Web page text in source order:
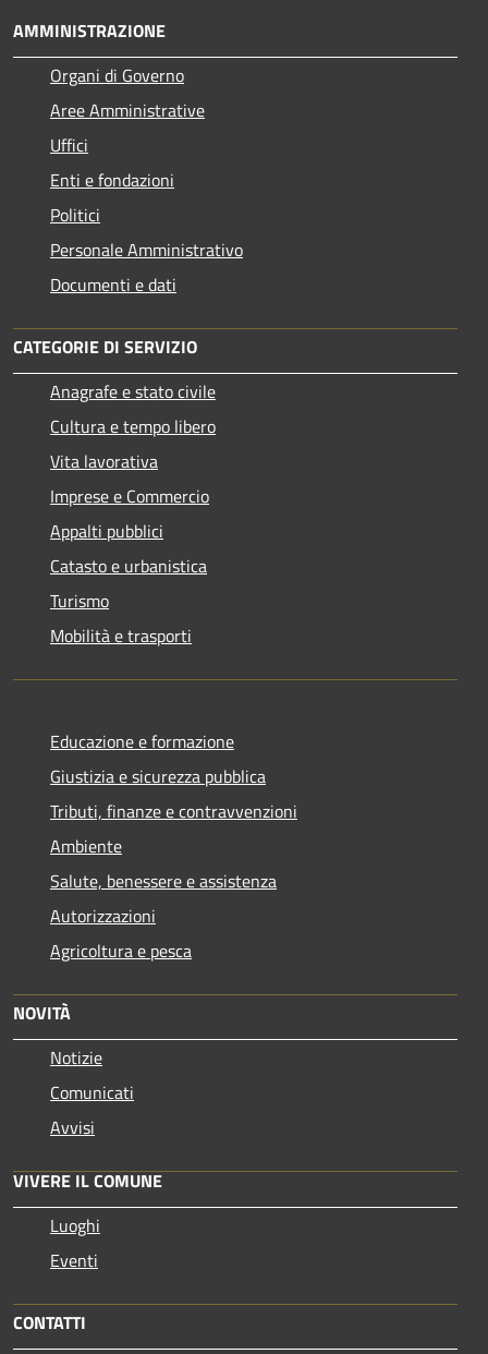
AMMINISTRAZIONE
Organi di Governo
Aree Amministrative
Uffici
Enti e fondazioni
Politici
Personale Amministrativo
Documenti e dati
CATEGORIE DI SERVIZIO
Anagrafe e stato civile
Cultura e tempo libero
Vita lavorativa
Imprese e Commercio
Appalti pubblici
Catasto e urbanistica
Turismo
Mobilità e trasporti
Educazione e formazione
Giustizia e sicurezza pubblica
Tributi, finanze e contravvenzioni
Ambiente
Salute, benessere e assistenza
Autorizzazioni
Agricoltura e pesca
NOVITÀ
Notizie
Comunicati
Avvisi
VIVERE IL COMUNE
Luoghi
Eventi
CONTATTI